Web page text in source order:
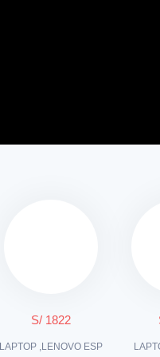
S/ 1822
LAPTOP ,LENOVO ESP